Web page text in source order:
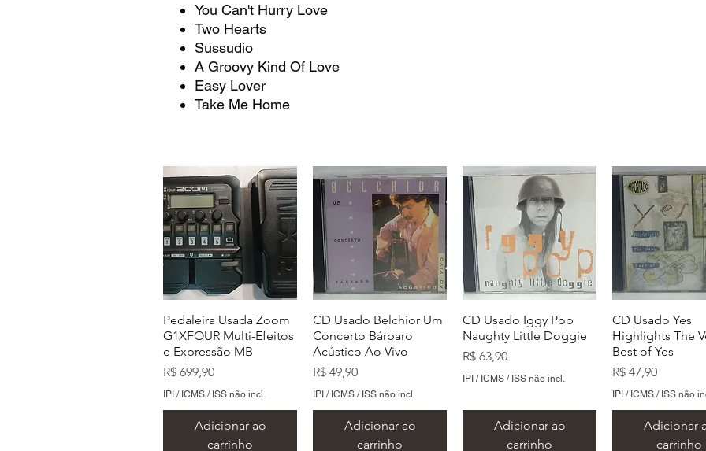
You Can't Hurry Love
Two Hearts
Sussudio
A Groovy Kind Of Love
Easy Lover
Take Me Home
Pedaleira Usada Zoom
G1XFOUR Multi-Efeitos
e Expressão MB
Preço
R$ 699,90
IPI / ICMS / ISS não incl.
Adicionar ao
carrinho
CD Usado Belchior Um
Concerto Bárbaro
Acústico Ao Vivo
Preço
R$ 49,90
IPI / ICMS / ISS não incl.
Adicionar ao
carrinho
CD Usado Iggy Pop
Naughty Little Doggie
Preço
R$ 63,90
IPI / ICMS / ISS não incl.
Adicionar ao
carrinho
CD Usado Yes
Highlights The
Best of Yes
Preço
R$ 47,90
IPI / ICMS / ISS não
Adicionar
carrinho